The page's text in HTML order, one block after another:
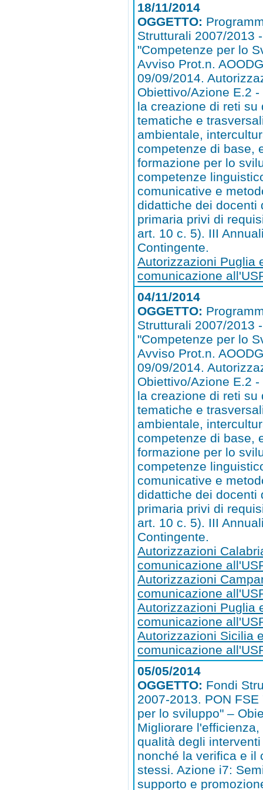
18/11/2014
OGGETTO:
Strutturali 2007/2013
"Competenze per lo
Avviso Prot.n.
09/09/2014.
Obiettivo/Azione E.2
la creazione di reti su
tematiche e
ambientale,
competenze di base,
formazione per lo
competenze
comunicative e
didattiche dei docenti
primaria privi di
art. 10 c. 5). III
Contingente.
Autorizzazioni Puglia
comunicazione
04/11/2014
OGGETTO:
Strutturali 2007/2013
"Competenze per lo
Avviso Prot.n.
09/09/2014.
Obiettivo/Azione E.2
la creazione di reti su
tematiche e
ambientale,
competenze di base,
formazione per lo
competenze
comunicative e
didattiche dei docenti
primaria privi di
art. 10 c. 5). III
Contingente.
Autorizzazioni
comunicazione
Autorizzazioni
comunicazione
Autorizzazioni Puglia
comunicazione
Autorizzazioni Sicilia
comunicazione
05/05/2014
OGGETTO: Fondi
2007-2013. PON
per lo sviluppo" –
Migliorare
qualità degli
nonché la verifica e il
stessi. Azione i7:
supporto e